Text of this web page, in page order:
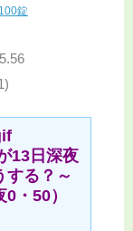
錠
13日深夜
する？～
・50）